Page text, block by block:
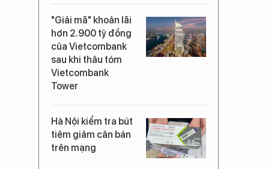
"Giải mã" khoản lãi
hơn 2.900 tỷ đồng
của Vietcombank
sau khi thâu tóm
Vietcombank
Tower
Hà Nội kiểm tra bút
tiêm giảm cân bán
trên mạng